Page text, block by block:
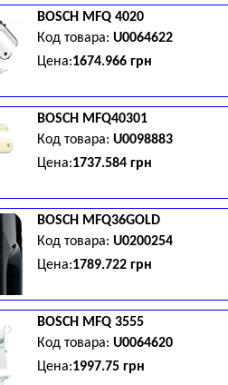
BOSCH MFQ 4020
Код товара: U0064622
Цена:1674.966 грн
BOSCH MFQ40301
Код товара: U0098883
Цена:1737.584 грн
BOSCH MFQ36GOLD
Код товара: U0200254
Цена:1789.722 грн
BOSCH MFQ 3555
Код товара: U0064620
Цена:1997.75 грн